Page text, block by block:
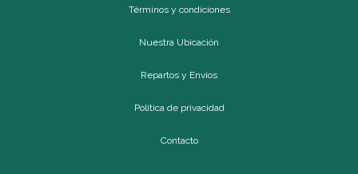
Términos y condiciones
Nuestra Ubicación
Repartos y Envíos
Política de privacidad
Contacto